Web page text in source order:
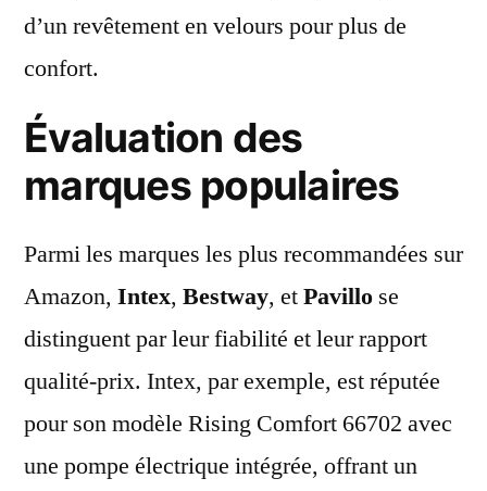
d’un revêtement en velours pour plus de
confort.
Évaluation des
marques populaires
Parmi les marques les plus recommandées sur
Amazon, Intex, Bestway, etPavillo se
distinguent par leur fiabilité et leur rapport
qualité-prix. Intex, par exemple, est réputée
pour son modèle Rising Comfort 66702 avec
une pompe électrique intégrée, offrant un